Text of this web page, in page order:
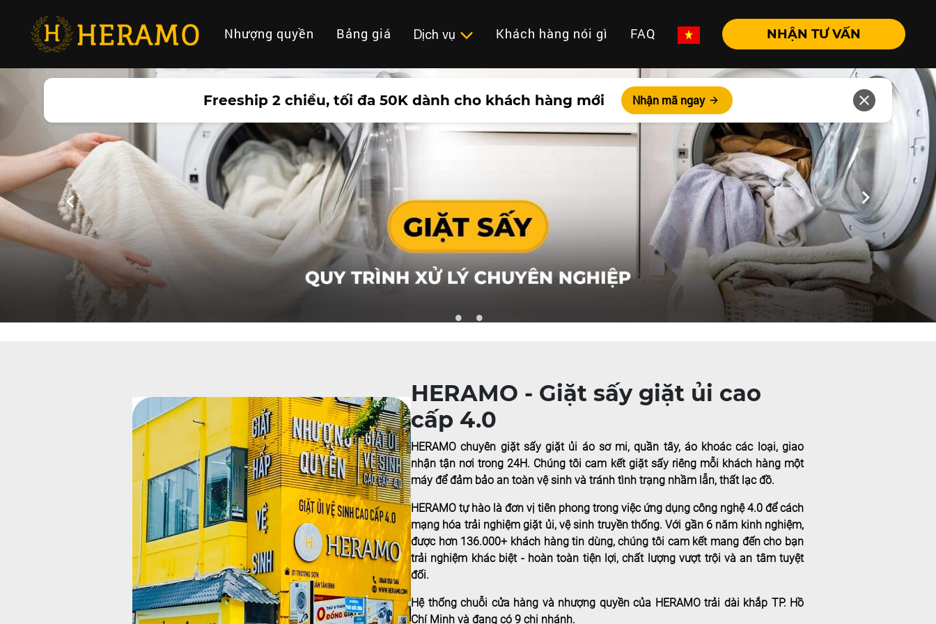
Freeship 2 chiều, tối đa 50K dành cho khách hàng mới Nhận mã ngay
Nhượng quyền Bảng giá Dịch vụ Khách hàng nói gì FAQ NHẬN TƯ VẤN
HERAMO - Giặt sấy giặt ủi cao
cấp 4.0
HERAMO chuyên giặt sấy giặt ủi áo sơ mi, quần tây, áo khoác các loại, giao
nhận tận nơi trong 24H. Chúng tôi cam kết giặt sấy riêng mỗi khách hàng một
máy để đảm bảo an toàn vệ sinh và tránh tình trạng nhầm lẫn, thất lạc đồ.
HERAMO tự hào là đơn vị tiên phong trong việc ứng dụng công nghệ 4.0 để cách
mạng hóa trải nghiệm giặt ủi, vệ sinh truyền thống. Với gần 6 năm kinh nghiệm,
được hơn 136.000+ khách hàng tin dùng, chúng tôi cam kết mang đến cho bạn
trải nghiệm khác biệt - hoàn toàn tiện lợi, chất lượng vượt trội và an tâm tuyệt
đối.
Hệ thống chuỗi cửa hàng và nhượng quyền của HERAMO trải dài khắp TP. Hồ
Chí Minh và đang có 9 chi nhánh.